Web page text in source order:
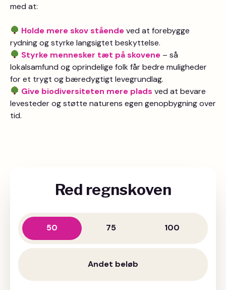
med at:
Holde mere skov ståendeved at forebygge
rydning og styrke langsigtet beskyttelse.
Styrke mennesker tæt på skovene – så
lokalsamfund og oprindelige folk får bedre muligheder
for et trygt og bæredygtigt levegrundlag.
Give biodiversiteten mere plads ved at bevare
levesteder og støtte naturens egen genopbygning over
tid.
Red regnskoven
50 75 100